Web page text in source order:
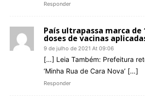
Responder
País ultrapassa marca de
doses de vacinas
9 de julho de 2021 At 09:06
[…] Leia Também: Prefeitura
‘Minha Rua de Cara Nova’ […]
Responder